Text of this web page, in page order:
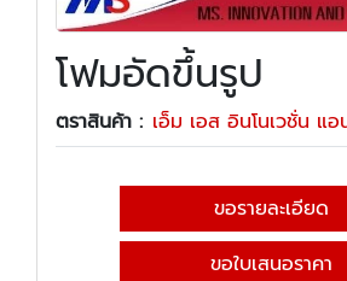
โฟมอัดขึ้นรูป
ตราสินค้า : เอ็ม เอส อินโนเวชั่น แ
ขอรายละเอียด
ขอใบเสนอราคา